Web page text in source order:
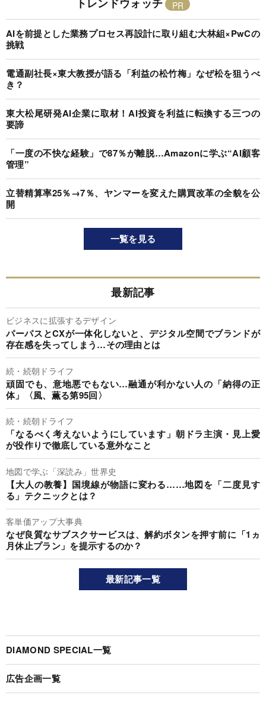
AIを前提とした業務プロセス再設計に取り組む大林組×PwCの
挑戦
電通副社長×東大教授が語る「利益の松竹梅」なぜ松を狙うべ
き？
東大松尾研発AI企業に取材！AI投資を利益に転換する三つの
要諦
「一度の不快な経験」で87％が離脱…Amazonに学ぶ“AI顧客
管理”
立替精算率25％→7％、ヤンマーを変えた購買改革の全貌を公
開
一覧を見る
最新記事
ビジネスに拡張するデザイン
パーパスとCXが一体化しないと、デジタル空間でブランドが
存在感を失ってしまう…その理由とは
続・続朝ドライフ
頑固でも、意地悪でもない…融通が利かない人の「納得の正
体」〈風、薫る第95回〉
続・続朝ドライフ
「なるべく考えないようにしています」朝ドラ主演・見上愛
が役作りで徹底している意外なこと
地図で学ぶ「深読み」世界史
【大人の教養】国境線が物語に変わる……地図を「二度見す
る」テクニックとは？
客単価アップ大事典
なぜ良質なサブスクサービスは、解約ボタンを押す前に「1ヵ
月休止プラン」を提示するのか？
最新記事一覧
DIAMOND SPECIAL一覧
広告企画一覧